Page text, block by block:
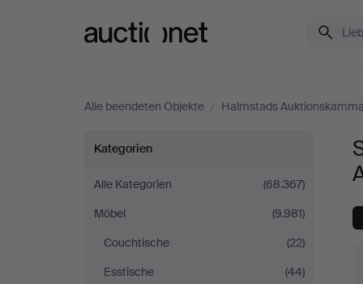
Alle beendeten Objekte / Halmstads
Sessel
&
Stühle
bei
Kategorien
Alle Kategorien
(68.367)
Möbel
(9.981)
Couchtische
(22)
Esstische
(44)